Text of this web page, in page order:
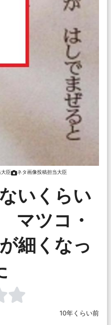
臣 ネタ画像投稿担当大臣
いくらい
コ・
細くなっ
10年くらい前